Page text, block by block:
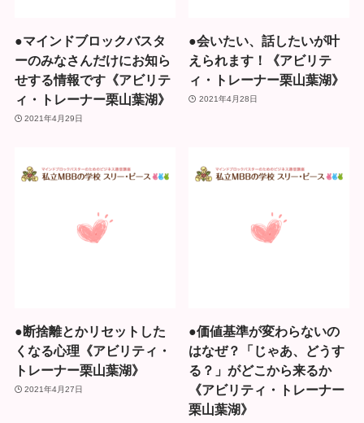
●マインドブロックバスタ
ーのみなさんだけにお知ら
せする情報です《アビリテ
ィ・トレーナー栗山葉湖》
2021年4月29日
●会いたい、話したいが叶
えられます！《アビリテ
ィ・トレーナー栗山葉湖》
2021年4月28日
●断捨離とかリセットした
くなる心理《アビリティ・
トレーナー栗山葉湖》
2021年4月27日
●価値基準が変わらないの
はなぜ？「じゃあ、どうす
る？」がどこから来るか
《アビリティ・トレーナー
栗山葉湖》